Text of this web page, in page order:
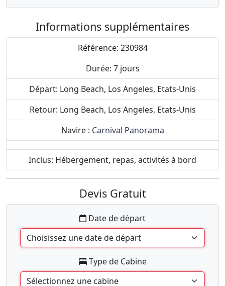
Informations supplémentaires
Référence: 230984
Durée: 7 jours
Départ: Long Beach, Los Angeles, Etats-Unis
Retour: Long Beach, Los Angeles, Etats-Unis
Navire : Carnival Panorama
Inclus: Hébergement, repas, activités à bord
Devis Gratuit
Date de départ
Type de Cabine